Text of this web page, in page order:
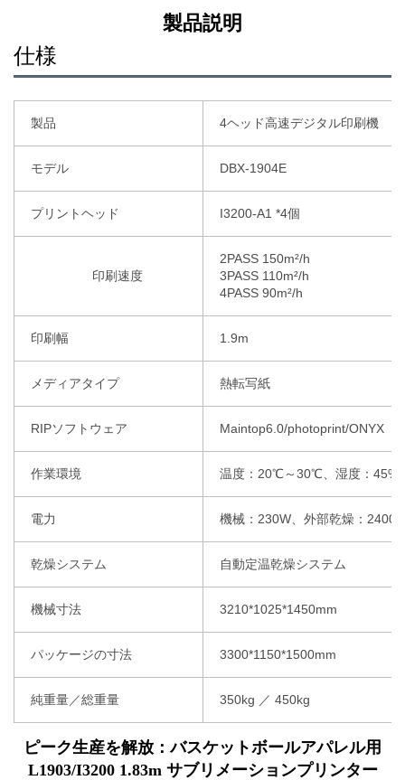
製品説明
仕様
製品 4ヘッド高速デジタル印刷機
モデル DBX-1904E
プリントヘッド I3200-A1 *4個
印刷速度
2PASS 150m²/h
3PASS 110m²/h
4PASS 90m²/h
印刷幅 1.9m
メディアタイプ 熱転写紙
RIPソフトウェア Maintop6.0/photoprint/ONYX
作業環境 温度：20℃～30℃、湿度：45%
電力 機械：230W、外部乾燥：
乾燥システム 自動定温乾燥システム
機械寸法 3210*1025*1450mm
パッケージの寸法 3300*1150*1500mm
純重量／総重量 350kg ／ 450kg
ピーク生産を解放：バスケットボールアパレル用
L1903/I3200 1.83m サブリメーションプリンター